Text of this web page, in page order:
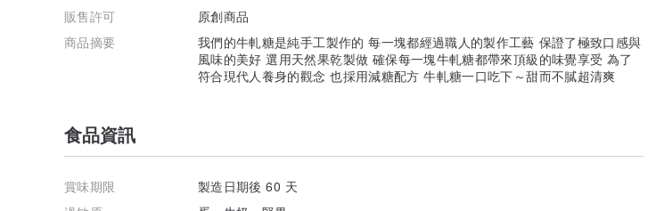
販售許可
原創商品
商品摘要
我們的牛軋糖是純手工製作的 每一塊都經過職人的製作工藝 保證了極致口感與
風味的美好 選用天然果乾製做 確保每一塊牛軋糖都帶來頂級的味覺享受 為了
符合現代人養身的觀念 也採用減糖配方 牛軋糖一口吃下～甜而不膩超清爽
食品資訊
賞味期限
製造日期後 60 天